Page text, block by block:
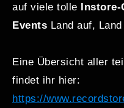
auf viele tolle Instore-
Events Land auf, Land
Eine Übersicht aller
findet ihr hier:
https://